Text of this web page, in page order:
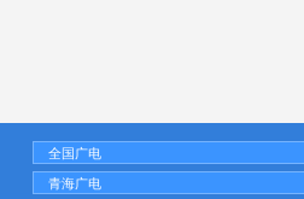
全国广电
青海广电